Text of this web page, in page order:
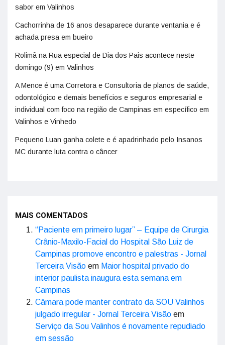
sabor em Valinhos
Cachorrinha de 16 anos desaparece durante ventania e é
achada presa em bueiro
Rolimã na Rua especial de Dia dos Pais acontece neste
domingo (9) em Valinhos
A Mence é uma Corretora e Consultoria de planos de saúde,
odontológico e demais benefícios e seguros empresarial e
individual com foco na região de Campinas em específico em
Valinhos e Vinhedo
Pequeno Luan ganha colete e é apadrinhado pelo Insanos
MC durante luta contra o câncer
MAIS COMENTADOS
“Paciente em primeiro lugar” – Equipe de Cirurgia
Crânio-Maxilo-Facial do Hospital São Luiz de
Campinas promove encontro e palestras - Jornal
Terceira Visão em Maior hospital privado do
interior paulista inaugura esta semana em
Campinas
Câmara pode manter contrato da SOU Valinhos
julgado irregular - Jornal Terceira Visão em
Serviço da Sou Valinhos é novamente repudiado
em sessão